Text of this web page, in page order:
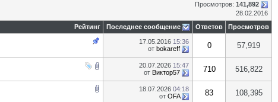
Просмотров: 141,892
28.02.2016
Рейтинг
Последнее сообщение Ответов Просмотров
17.05.2016 15:36
от bokareff 0 57,919
20.07.2026 15:47
от Виктор57 710 516,822
18.07.2026 04:18
от OFA 83 108,395